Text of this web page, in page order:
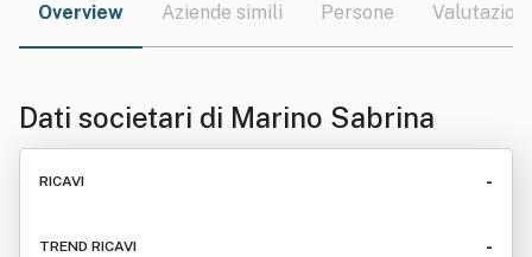
Overview Aziende simili Persone Valutazioni
Dati societari di Marino Sabrina
RICAVI -
TREND RICAVI -